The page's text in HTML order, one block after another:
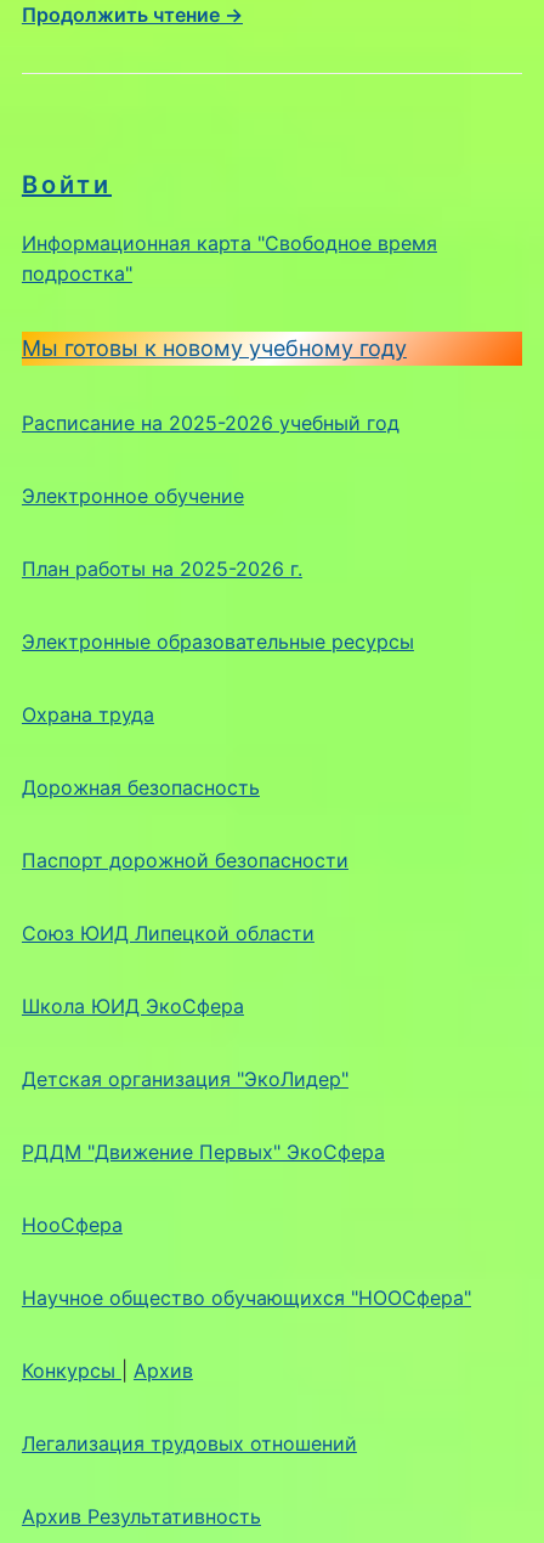
Войти
Информационная карта "Свободное время
подростка"
Мы готовы к новому учебному году
Расписание на 2025-2026 учебный год
Электронное обучение
План работы на 2025-2026 г.
Электронные образовательные ресурсы
Охрана труда
Дорожная безопасность
Паспорт дорожной безопасности
Союз ЮИД Липецкой области
Школа ЮИД ЭкоСфера
Детская организация "ЭкоЛидер"
РДДМ "Движение Первых" ЭкоСфера
НооСфера
Научное общество обучающихся "НООСфера"
Конкурсы Архив
Легализация трудовых отношений
Архив Результативность
Продолжить чтение →